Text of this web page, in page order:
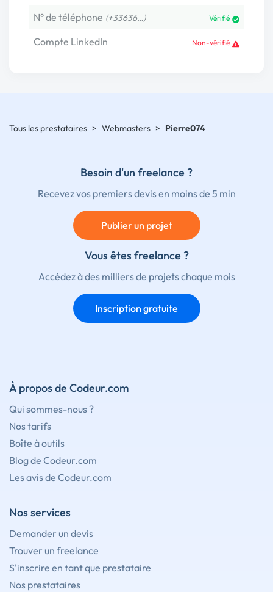
N° de téléphone (+33636…) Vérifié
Compte LinkedIn Non-vérifié
Tous les prestataires > Webmasters > Pierre074
Besoin d'un freelance ?
Recevez vos premiers devis en moins de 5 min
Publier un projet
Vous êtes freelance ?
Accédez à des milliers de projets chaque mois
Inscription gratuite
À propos de Codeur.com
Qui sommes-nous ?
Nos tarifs
Boîte à outils
Blog de Codeur.com
Les avis de Codeur.com
Nos services
Demander un devis
Trouver un freelance
S'inscrire en tant que prestataire
Nos prestataires